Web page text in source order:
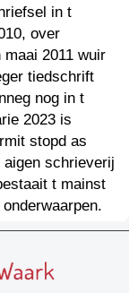
in t
over
maai 2011 wuir
tiedschrift
nog in t
2023 is
stopd as
schrieverij
t mainst